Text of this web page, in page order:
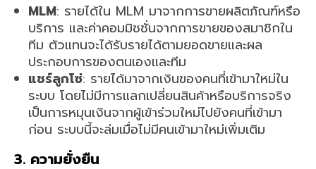
MLM: รายได้ใน MLM มาจากการขายผลิตภัณฑ์หรือ
บริการ และค่าคอมมิชชั่นจากการขายของสมาชิกใน
ทีม ตัวแทนจะได้รับรายได้ตามยอดขายและผล
ประกอบการของตนเองและทีม
แชร์ลูกโซ่: รายได้มาจากเงินของคนที่เข้ามาใหม่ใน
ระบบ โดยไม่มีการแลกเปลี่ยนสินค้าหรือบริการจริง
เป็นการหมุนเงินจากผู้เข้าร่วมใหม่ไปยังคนที่เข้ามา
ก่อน ระบบนี้จะล่มเมื่อไม่มีคนเข้ามาใหม่เพิ่มเติม
3. ความยั่งยืน